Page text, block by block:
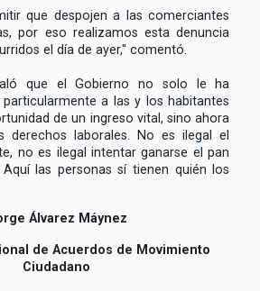
que despojen a las comerciantes
por eso realizamos esta denuncia
el día de ayer," comentó.
que el Gobierno no solo le ha
a las y los habitantes
de un ingreso vital, sino ahora
derechos laborales. No es ilegal el
no es ilegal intentar ganarse el pan
las personas sí tienen quién los
Álvarez Máynez
de Acuerdos de Movimiento
Ciudadano